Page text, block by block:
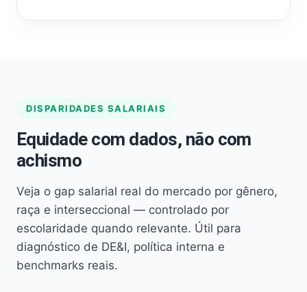
DISPARIDADES SALARIAIS
Equidade com dados, não com
achismo
Veja o gap salarial real do mercado por gênero,
raça e interseccional — controlado por
escolaridade quando relevante. Útil para
diagnóstico de DE&I, política interna e
benchmarks reais.